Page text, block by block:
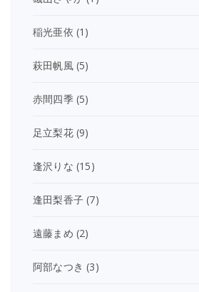
稲光亜依 (1)
萩田帆風(5)
赤間四季(5)
足立梨花(9)
逢沢りな (15)
逢田梨香子 (7)
遠藤まめ (2)
阿部なつき (3)